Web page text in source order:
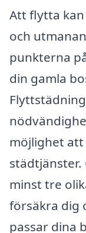
Att flytta
och
punkterna
din gamla
möjlighet att
minst tre
försäkra dig
passar dina